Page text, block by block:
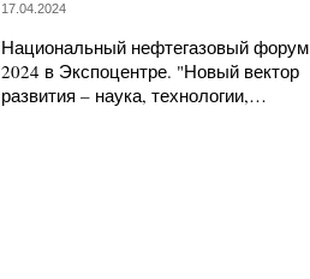
17.04.2024
Национальный нефтегазовый форум
2024 в Экспоцентре. "Новый вектор
развития – наука, технологии,…